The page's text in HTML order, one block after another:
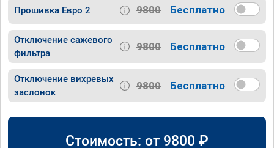
Прошивка Евро 2 9800 Бесплатно
Отключение сажевого
фильтра
9800 Бесплатно
Отключение вихревых
заслонок
9800 Бесплатно
Стоимость: от 9800 ₽